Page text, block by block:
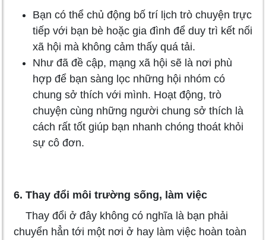
Bạn có thể chủ động bố trí lịch trò chuyện trực
tiếp với bạn bè hoặc gia đình để duy trì kết nối
xã hội mà không cảm thấy quá tải.
Như đã đề cập, mạng xã hội sẽ là nơi phù
hợp để bạn sàng lọc những hội nhóm có
chung sở thích với mình. Hoạt động, trò
chuyện cùng những người chung sở thích là
cách rất tốt giúp bạn nhanh chóng thoát khỏi
sự cô đơn.
6. Thay đổi môi trường sống, làm việc
Thay đổi ở đây không có nghĩa là bạn phải
chuyển hẳn tới một nơi ở hay làm việc hoàn toàn